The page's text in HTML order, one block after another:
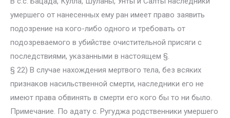
умершего от нанесенных ему ран имеет право заявить
подозрение на кого-либо одного и требовать от
подозреваемого в убийстве очистительной присяги с
последствиями, указанными в настоящем §.
§ 22) В случае нахождения мертвого тела, без всяких
признаков насильственной смерти, наследники его не
имеют права обвинять в смерти его кого бы то ни было.
Примечание. По адату с. Ругуджа родственники умершего